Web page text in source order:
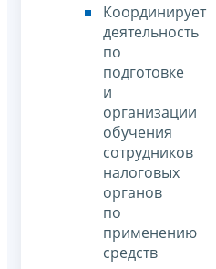
Координирует
деятельность
по
подготовке
и
организации
обучения
сотрудников
налоговых
органов
по
применению
средств